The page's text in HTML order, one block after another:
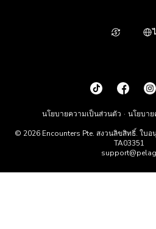
© 2026 Encounters Pte. สงวนลิขสิทธิ์. ใบ
TA03351
นโยบายความเป็นส่วนตัว นโยบาย